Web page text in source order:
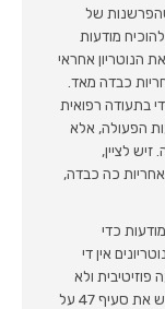
של
שדי להוכיח מודעות
הנוטריון אחראי
כבדה מאד.
בתעודה רפואית
הפעולה, אלא
לציין,
כה כבדה,
כדי
מכוח סעיף 47 לחוק הנוטריונים אין די
ולא
קלות דעת ועצימת עיניים. לדעת הועדה, יש לפרש את סעיף 47 על